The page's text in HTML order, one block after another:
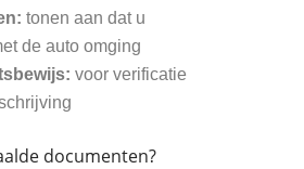
tonen aan dat u
de auto omging
voor verificatie
documenten?